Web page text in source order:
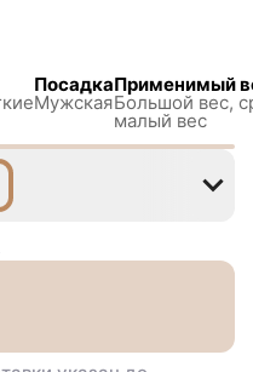
Посадка
Мужская
Применимый
Большой вес,
малый вес